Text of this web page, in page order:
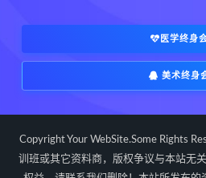
医学终身
美术终身
Copyright Your WebSite.Some Rights
训班或其它资料商，版权争议与本站无